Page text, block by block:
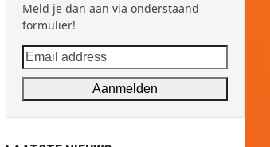
Meld je dan aan via onderstaand
formulier!
Email
address
Aanmelden